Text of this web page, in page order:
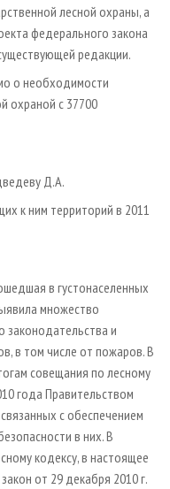
лесной охраны, а
федерального закона
редакции.
о необходимости
охраной с 37700
Д.А.
к ним территорий в 2011
в густонаселенных
множество
законодательства и
в том числе от пожаров. В
совещания по лесному
года Правительством
с обеспечением
в них. В
кодексу, в настоящее
от 29 декабря 2010 г.